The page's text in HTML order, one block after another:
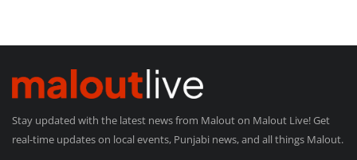
Stay updated with the latest news from Malout on Malout Live! Get
real-time updates on local events, Punjabi news, and all things Malout.